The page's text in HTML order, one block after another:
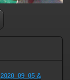
2020_09_05 &